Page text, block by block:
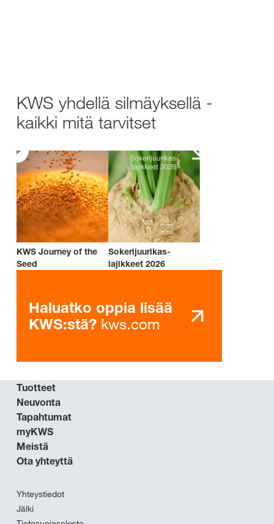
KWS yhdellä silmäyksellä -
kaikki mitä tarvitset
KWS Journey of the
Seed
Sokerijuurikas-
lajikkeet 2026
Haluatko oppia lisää
KWS:stä? kws.com
Tuotteet
Neuvonta
Tapahtumat
myKWS
Meistä
Ota yhteyttä
Yhteystiedot
Jälki